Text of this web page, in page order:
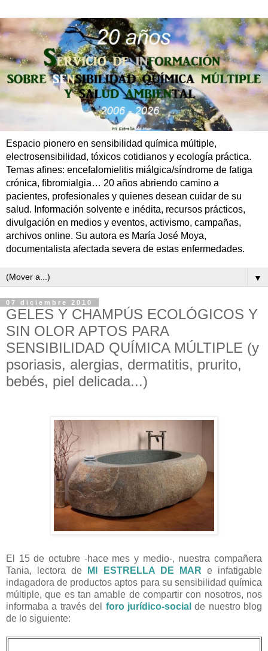
Espacio pionero en sensibilidad química múltiple,
electrosensibilidad, tóxicos cotidianos y ecología práctica.
Temas afines: encefalomielitis miálgica/síndrome de fatiga
crónica, fibromialgia… 20 años abriendo camino a
pacientes, profesionales y quienes desean cuidar de su
salud. Información solvente e inédita, recursos prácticos,
divulgación en medios y eventos, activismo, campañas,
archivos online. Su autora es María José Moya,
documentalista afectada severa de estas enfermedades.
▼
07 diciembre 2010
GELES Y CHAMPÚS ECOLÓGICOS Y
SIN OLOR APTOS PARA
SENSIBILIDAD QUÍMICA MÚLTIPLE (y
psoriasis, alergias, dermatitis, prurito,
bebés, piel delicada...)
El 15 de octubre -hace mes y medio-, nuestra compañera
Tania, lectora de
MI ESTRELLA DE MAR e infatigable
indagadora de productos aptos para su sensibilidad química
múltiple, que es tan amable de compartir con nosotros, nos
informaba a través del foro jurídico-social de nuestro blog
de lo siguiente: